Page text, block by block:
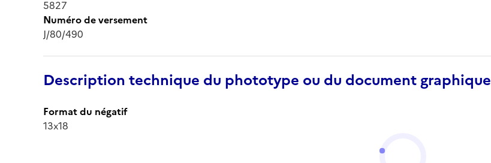
5827
Numéro de versement
J/80/490
Description technique du phototype ou du document graphique
Format du négatif
13x18